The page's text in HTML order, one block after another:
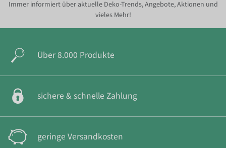
Immer informiert über aktuelle Deko-Trends, Angebote, Aktionen und
vieles Mehr!
Über 8.000 Produkte
sichere & schnelle Zahlung
geringe Versandkosten